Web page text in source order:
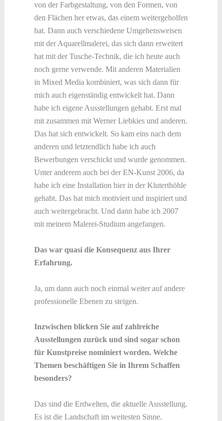
von der Farbgestaltung, von den Formen, von
den Flächen her etwas, das einem weitergeholfen
hat. Dann auch verschiedene Umgehensweisen
mit der Aquarellmalerei, das sich dann erweitert
hat mit der Tusche-Technik, die ich heute auch
noch gerne verwende. Mit anderen Materialien
in Mixed Media kombiniert, was sich dann für
mich auch eigenständig entwickelt hat. Dann
habe ich eigene Ausstellungen gehabt. Erst mal
mit zusammen mit Werner Liebkies und anderen.
Das hat sich entwickelt. So kam eins nach dem
anderen und letztendlich habe ich auch
Bewerbungen verschickt und wurde genommen.
Unter anderem auch bei der EN-Kunst 2006, da
habe ich eine Installation hier in der Kluterthöhle
gehabt. Das hat mich motiviert und inspiriert und
auch weitergebracht. Und dann habe ich 2007
mit meinem Malerei-Studium angefangen.
Das war quasi die Konsequenz aus Ihrer
Erfahrung.
Ja, um dann auch noch einmal weiter auf andere
professionelle Ebenen zu steigen.
Inzwischen blicken Sie auf zahlreiche
Ausstellungen zurück und sind sogar schon
für Kunstpreise nominiert worden. Welche
Themen beschäftigen Sie in Ihrem Schaffen
besonders?
Das sind die Erdwelten, die aktuelle Ausstellung.
Es ist die Landschaft im weitesten Sinne.